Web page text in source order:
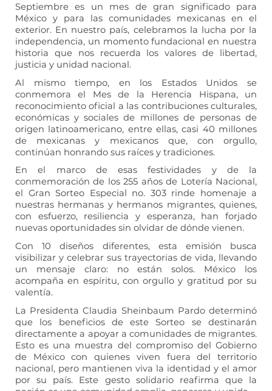
Septiembre es un mes de gran significado para
México y para las comunidades mexicanas en el
exterior. En nuestro país, celebramos la lucha por la
independencia, un momento fundacional en nuestra
historia que nos recuerda los valores de libertad,
justicia y unidad nacional.
Al mismo tiempo, en los Estados Unidos se
conmemora el Mes de la Herencia Hispana, un
reconocimiento oficial a las contribuciones culturales,
económicas y sociales de millones de personas de
origen latinoamericano, entre ellas, casi 40 millones
de mexicanas y mexicanos que, con orgullo,
continúan honrando sus raíces y tradiciones.
En el marco de esas festividades y de la
conmemoración de los 255 años de Lotería Nacional,
el Gran Sorteo Especial no. 303 rinde homenaje a
nuestras hermanas y hermanos migrantes, quienes,
con esfuerzo, resiliencia y esperanza, han forjado
nuevas oportunidades sin olvidar de dónde vienen.
Con 10 diseños diferentes, esta emisión busca
visibilizar y celebrar sus trayectorias de vida, llevando
un mensaje claro: no están solos. México los
acompaña en espíritu, con orgullo y gratitud por su
valentía.
La Presidenta Claudia Sheinbaum Pardo determinó
que los beneficios de este Sorteo se destinarán
directamente a apoyar a comunidades de migrantes.
Esto es una muestra del compromiso del Gobierno
de México con quienes viven fuera del territorio
nacional, pero mantienen viva la identidad y el amor
por su país. Este gesto solidario reafirma que la